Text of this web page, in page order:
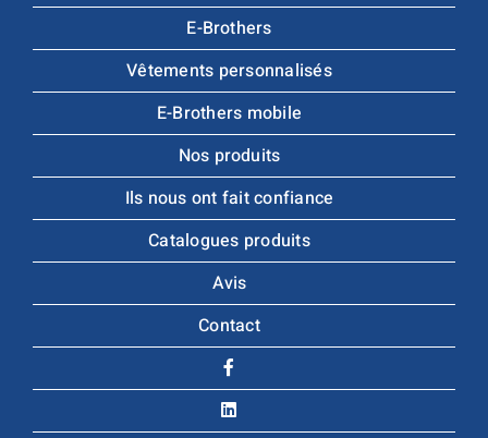
E-Brothers
Vêtements personnalisés
E-Brothers mobile
Nos produits
Ils nous ont fait confiance
Catalogues produits
Avis
Contact